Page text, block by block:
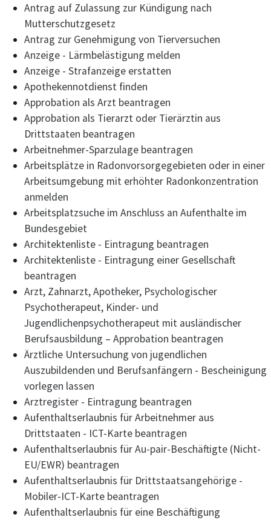
Antrag auf Zulassung zur Kündigung nach
Mutterschutzgesetz
Antrag zur Genehmigung von Tierversuchen
Anzeige - Lärmbelästigung melden
Anzeige - Strafanzeige erstatten
Apothekennotdienst finden
Approbation als Arzt beantragen
Approbation als Tierarzt oder Tierärztin aus
Drittstaaten beantragen
Arbeitnehmer-Sparzulage beantragen
Arbeitsplätze in Radonvorsorgegebieten oder in einer
Arbeitsumgebung mit erhöhter Radonkonzentration
anmelden
Arbeitsplatzsuche im Anschluss an Aufenthalte im
Bundesgebiet
Architektenliste - Eintragung beantragen
Architektenliste - Eintragung einer Gesellschaft
beantragen
Arzt, Zahnarzt, Apotheker, Psychologischer
Psychotherapeut, Kinder- und
Jugendlichenpsychotherapeut mit ausländischer
Berufsausbildung – Approbation beantragen
Ärztliche Untersuchung von jugendlichen
Auszubildenden und Berufsanfängern - Bescheinigung
vorlegen lassen
Arztregister - Eintragung beantragen
Aufenthaltserlaubnis für Arbeitnehmer aus
Drittstaaten - ICT-Karte beantragen
Aufenthaltserlaubnis für Au-pair-Beschäftigte (Nicht-
EU/EWR) beantragen
Aufenthaltserlaubnis für Drittstaatsangehörige -
Mobiler-ICT-Karte beantragen
Aufenthaltserlaubnis für eine Beschäftigung